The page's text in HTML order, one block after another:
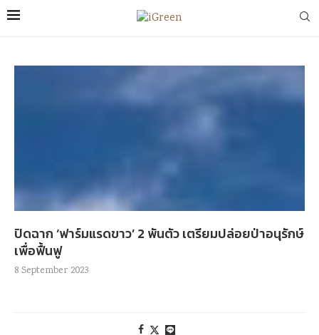
ปิดฉาก ‘ฟาร์มแรดขาว’ 2 พันตัว เตรียมปล่อยป่าอนุรักษ์
เพื่อฟื้นฟู
8 September 2023